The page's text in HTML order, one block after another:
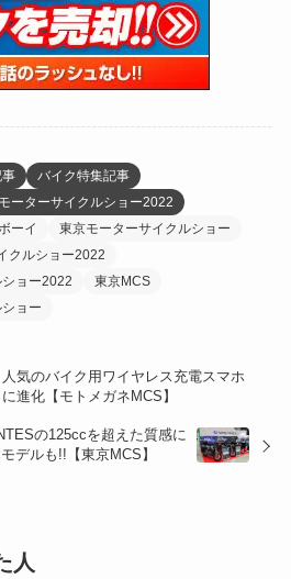
(64)
(27)
(47)
(41)
(35)
(41)
(12)
(4)
バイク特集記事
モーターサイクルショー2022
ーイ
東京モーターサイクルショー
クルショー2022
ョー2022
東京MCS
ョー
人気のバイク用ワイヤレス充電スマホ
進化【モトメガネMCS】
の125ccを超えた質感に
デルも!!【東京MCS】
人